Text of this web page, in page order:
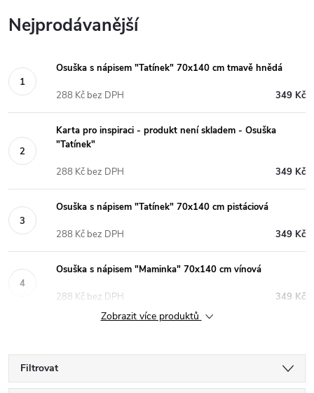
Nejprodávanější
Osuška s nápisem "Tatínek" 70x140 cm tmavě hnědá
349 Kč
288 Kč bez DPH
Karta pro inspiraci - produkt není skladem - Osuška
"Tatínek"
349 Kč
288 Kč bez DPH
Osuška s nápisem "Tatínek" 70x140 cm pistáciová
349 Kč
288 Kč bez DPH
Osuška s nápisem "Maminka" 70x140 cm vínová
349 Kč
288 Kč bez DPH
Zobrazit více produktů
Filtrovat